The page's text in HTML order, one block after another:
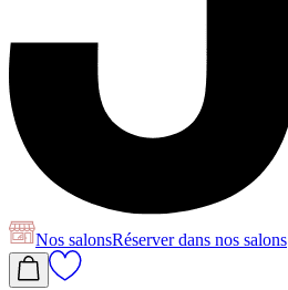
Nos salonsRéserverdans nos salons